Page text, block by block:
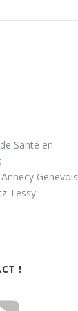
Santé en
Genevois
Tessy
!